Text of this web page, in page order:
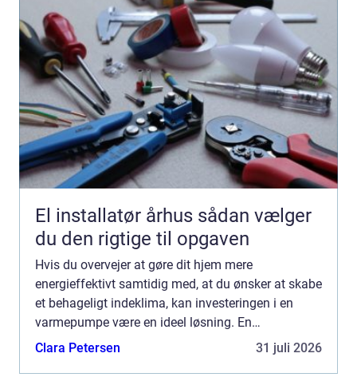
El installatør århus sådan vælger
du den rigtige til opgaven
Hvis du overvejer at gøre dit hjem mere
energieffektivt samtidig med, at du ønsker at skabe
et behageligt indeklima, kan investeringen i en
varmepumpe være en ideel løsning. En
varmepumpe er et apparat, der flytter varme fr...
Clara Petersen 31 juli 2026